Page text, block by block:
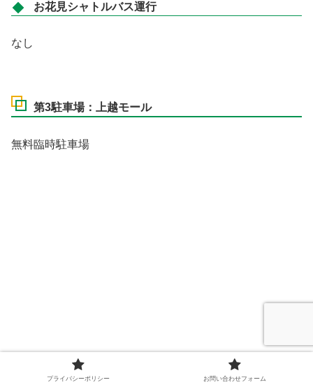
お花見シャトルバス運行
なし
第3駐車場：上越モール
無料臨時駐車場
プライバシーポリシー お問い合わせフォーム